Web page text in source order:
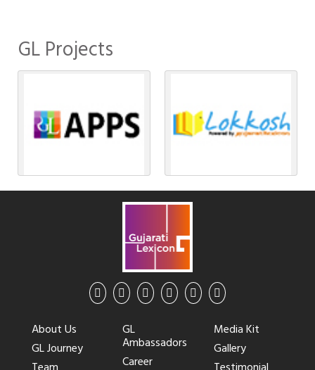
GL Projects
About Us
GL Journey
Team
GL
Ambassadors
Career
Media Kit
Gallery
Testimonial